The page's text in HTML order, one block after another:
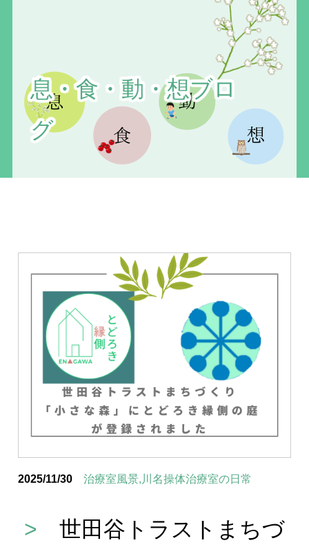
息・食・動・想ブロ
グ
2025/11/30 治療室風景,川名操体治療室の日常
>
世田谷トラストまちづ